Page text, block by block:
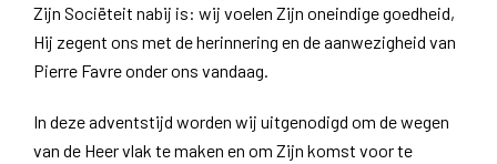
Zijn Sociëteit nabij is: wij voelen Zijn oneindige goedheid,
Hij zegent ons met de herinnering en de aanwezigheid van
Pierre Favre onder ons vandaag.
In deze adventstijd worden wij uitgenodigd om de wegen
van de Heer vlak te maken en om Zijn komst voor te